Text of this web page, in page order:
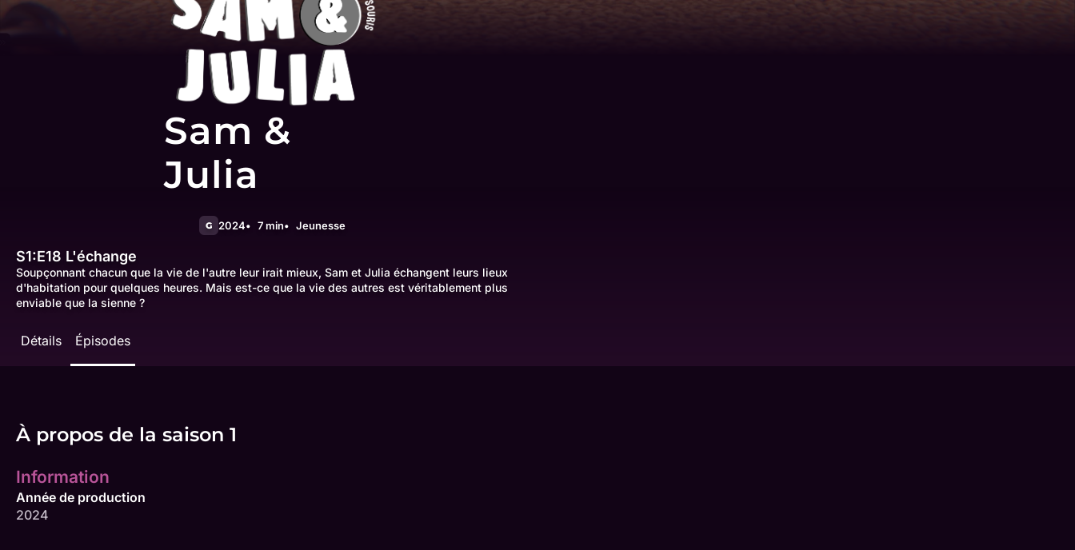
Sam &
Julia
G 2024 7 min Jeunesse
S1:E18 L'échange
Soupçonnant chacun que la vie de l'autre leur irait mieux, Sam et Julia échangent leurs lieux
d'habitation pour quelques heures. Mais est-ce que la vie des autres est véritablement plus
enviable que la sienne ?
Détails Épisodes
À propos de la saison 1
Information
Année de production
2024